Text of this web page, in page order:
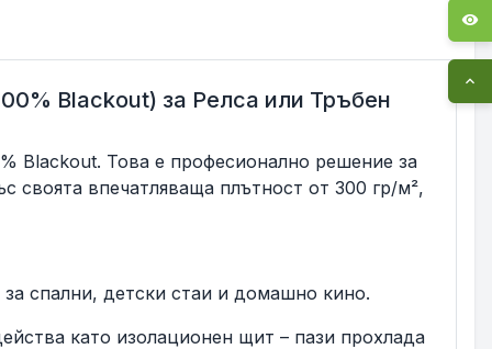
Blackout) за Релса или Тръбен
Blackout. Това е професионално решение за
своята впечатляваща плътност от 300 гр/м²,
спални, детски стаи и домашно кино.
като изолационен щит – пази прохлада
visibility
expand_less